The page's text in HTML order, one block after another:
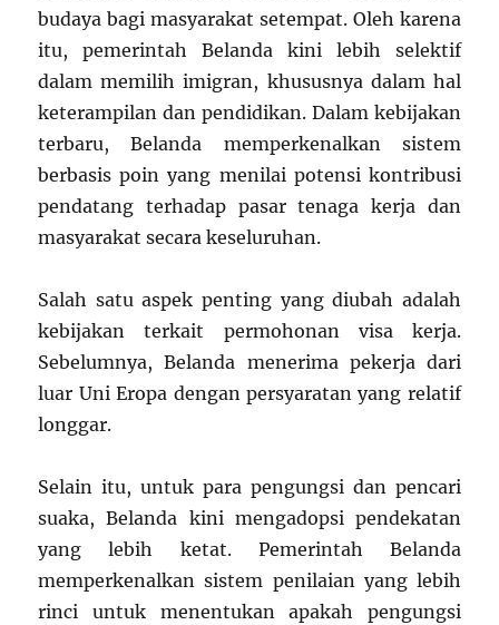
budaya bagi masyarakat setempat. Oleh karena
itu, pemerintah Belanda kini lebih selektif
dalam memilih imigran, khususnya dalam hal
keterampilan dan pendidikan. Dalam kebijakan
terbaru, Belanda memperkenalkan sistem
berbasis poin yang menilai potensi kontribusi
pendatang terhadap pasar tenaga kerja dan
masyarakat secara keseluruhan.
Salah satu aspek penting yang diubah adalah
kebijakan terkait permohonan visa kerja.
Sebelumnya, Belanda menerima pekerja dari
luar Uni Eropa dengan persyaratan yang relatif
longgar.
Selain itu, untuk para pengungsi dan pencari
suaka, Belanda kini mengadopsi pendekatan
yang lebih ketat. Pemerintah Belanda
memperkenalkan sistem penilaian yang lebih
rinci untuk menentukan apakah pengungsi